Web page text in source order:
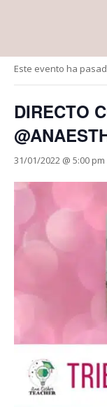
Este evento ha
DIRECTO
31/01/2022 @ 5:00 pm